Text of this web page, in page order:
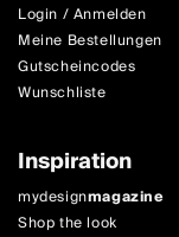
Login / Anmelden
Meine Bestellungen
Gutscheincodes
Wunschliste
Inspiration
mydesignmagazine
Shop the look